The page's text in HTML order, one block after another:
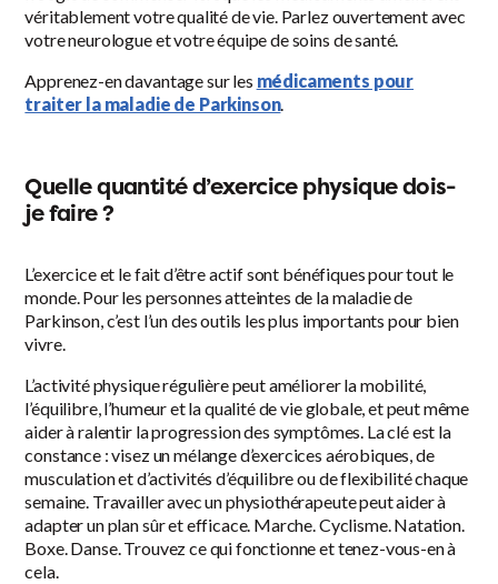
véritablement votre qualité de vie. Parlez ouvertement avec
votre neurologue et votre équipe de soins de santé.
Apprenez-en davantage sur les médicaments pour
traiter la maladie de Parkinson.
Quelle quantité d’exercice physique dois-
je faire ?
L’exercice et le fait d’être actif sont bénéfiques pour tout le
monde. Pour les personnes atteintes de la maladie de
Parkinson, c’est l’un des outils les plus importants pour bien
vivre.
L’activité physique régulière peut améliorer la mobilité,
l’équilibre, l’humeur et la qualité de vie globale, et peut même
aider à ralentir la progression des symptômes. La clé est la
constance : visez un mélange d’exercices aérobiques, de
musculation et d’activités d’équilibre ou de flexibilité chaque
semaine. Travailler avec un physiothérapeute peut aider à
adapter un plan sûr et efficace. Marche. Cyclisme. Natation.
Boxe. Danse. Trouvez ce qui fonctionne et tenez-vous-en à
cela.